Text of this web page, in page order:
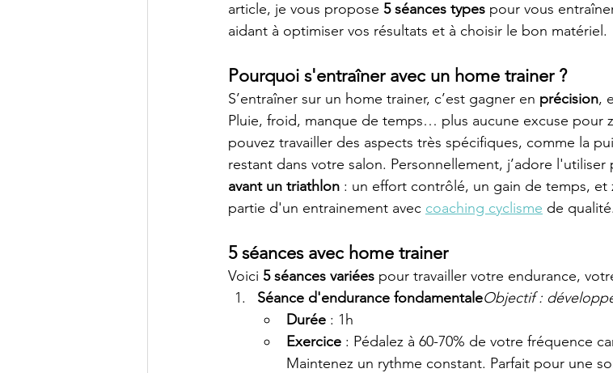
article, je vous propose 5 séances types pour vous
aidant à optimiser vos résultats et à choisir le bon matériel.
Pourquoi s'entraîner avec un home trainer ?
S’entraîner sur un home trainer, c’est gagner en précision,
Pluie, froid, manque de temps… plus aucune excuse pour
pouvez travailler des aspects très spécifiques, comme la
restant dans votre salon. Personnellement, j’adore
avant un triathlon : un effort contrôlé, un gain de temps,
partie d'un entrainement avec coaching cyclisme de qualité.
5 séances avec home trainer
Voici 5 séances variées pour travailler votre endurance,
Séance d'endurance fondamentaleObjectif :
Durée : 1h
Exercice : Pédalez à 60-70% de votre fréquence
Maintenez un rythme constant. Parfait pour une